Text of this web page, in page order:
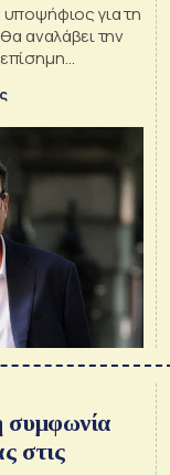
για τη
αναλάβει την
συμφωνία
στις